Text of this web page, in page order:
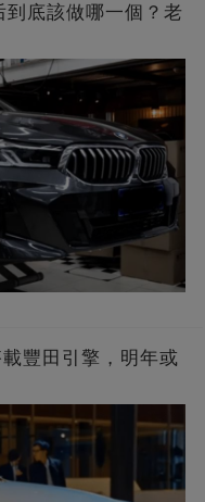
底該做哪一個？老
豐田引擎，明年或